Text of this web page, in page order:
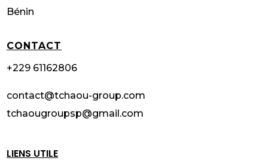
Bénin
CONTACT
+229 61162806
contact@tchaou-group.com
tchaougroupsp@gmail.com
LIENS UTILE